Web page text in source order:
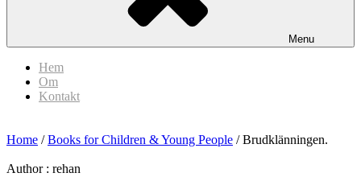
Menu
Hem
Om
Kontakt
Home /Books for Children & Young People / Brudklänningen.
Author : rehan